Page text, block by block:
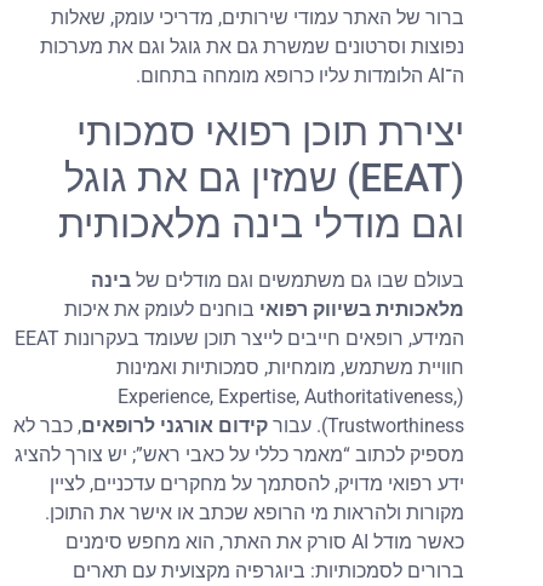
ברור של האתר עמודי שירותים, מדריכי עומק, שאלות
נפוצות וסרטונים שמשרת גם את גוגל וגם את מערכות
ה־AI הלומדות עליו כרופא מומחה בתחום.
יצירת תוכן רפואי סמכותי
(EEAT) שמזין גם את גוגל
וגם מודלי בינה מלאכותית
בעולם שבו גם משתמשים וגם מודלים של בינה
מלאכותית בשיווק רפואי בוחנים לעומק את איכות
המידע, רופאים חייבים לייצר תוכן שעומד בעקרונות EEAT
חוויית משתמש, מומחיות, סמכותיות ואמינות
(Experience, Expertise, Authoritativeness,
Trustworthiness). עבור
קידום אורגני לרופאים, כבר לא
מספיק לכתוב “מאמר כללי על כאבי ראש”; יש צורך להציג
ידע רפואי מדויק, להסתמך על מחקרים עדכניים, לציין
מקורות ולהראות מי הרופא שכתב או אישר את התוכן.
כאשר מודל AI סורק את האתר, הוא מחפש סימנים
ברורים לסמכותיות: ביוגרפיה מקצועית עם תארים